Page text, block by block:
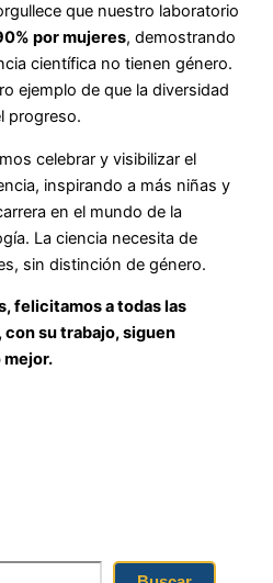
que nuestro laboratorio
por mujeres, demostrando
científica no tienen género.
ejemplo de que la diversidad
progreso.
celebrar y visibilizar el
inspirando a más niñas y
en el mundo de la
La ciencia necesita de
sin distinción de género.
felicitamos a todas las
su trabajo, siguen